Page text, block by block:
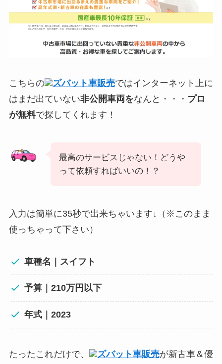
こちらの ズバット車販売ではインターネット上に
はまだ出ていない非公開車両をなんと・・・ プロ
が無料で探してくれます！
最高のサービスじゃない！どうや
って依頼すればいいの！？
入力は簡単に35秒で出来ちゃいます↓（※このまま
使っちゃって下さい）
車種名｜スイフト
予算｜210万円以下
年式｜2023
たったこれだけで、 ズバット車販売が新古車＆優